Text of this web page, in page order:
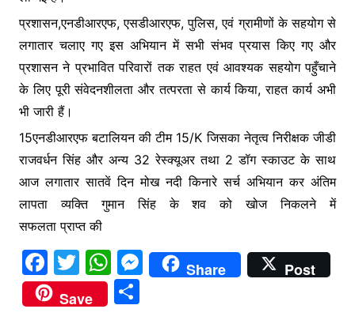
प्रशासन,एनडीआरएफ, एसडीआरएफ, पुलिस, एवं ग्रामीणों के सहयोग से
लगातार चलाए गए इस अभियान में सभी संभव प्रयास किए गए और
प्रशासन ने प्रभावित परिवारों तक राहत एवं आवश्यक सहयोग पहुँचाने
के लिए पूरी संवेदनशीलता और तत्परता से कार्य किया, राहत कार्य अभी
भी जारी हैं।
15एनडीआरएफ बटालियन की टीम 15/K जिसका नेतृत्व निरीक्षक जीडी
राजवर्धन सिंह और अन्य 32 रेस्क्यूअर तथा 2 डॉग स्काउट के साथ
आज लगातार सातवें दिन मोख नदी किनारे सर्च अभियान कर अंतिम
लापता व्यक्ति गुमान सिंह के शव को खोज निकलने में
सफलता प्राप्त की
F
a
c
T
w
itt
W
h
at
M
e
Share
Post
Save
S